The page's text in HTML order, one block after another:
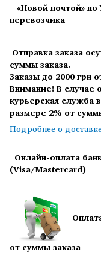
«Новой почтой»
перевозчика
Отправка заказа
суммы заказа.
Заказы до 2000 грн
Внимание! В
курьерская служба
размере 2% от
Подробнее о
Онлайн-оплата
(Visa/Mastercard)
от суммы заказа